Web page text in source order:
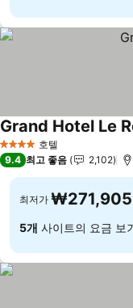
4 성급 호텔
Grand Hotel Le
9.4 최고 좋음 2,102
최저가 ₩271,905
5개 사이트의 요금 보